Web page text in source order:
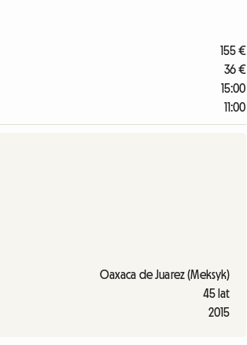
155 €
36 €
15:00
11:00
Oaxaca de Juarez (Meksyk)
45 lat
2015